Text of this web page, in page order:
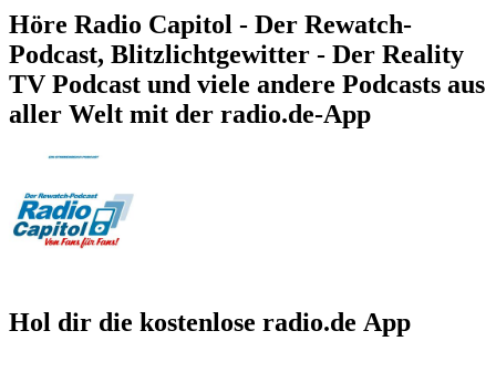
Höre Radio Capitol - Der Rewatch-
Podcast, Blitzlichtgewitter - Der Reality
TV Podcast und viele andere Podcasts aus
aller Welt mit der radio.de-App
Hol dir die kostenlose radio.de App